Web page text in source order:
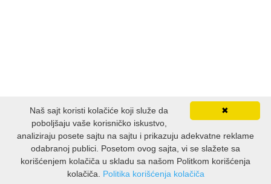
✖
Naš sajt koristi kolačiće koji služe da
poboljšaju vaše korisničko iskustvo,
analiziraju posete sajtu na sajtu i prikazuju adekvatne reklame
odabranoj publici. Posetom ovog sajta, vi se slažete sa
korišćenjem kolačiča u skladu sa našom Politkom korišćenja
kolačiča. Politika korišćenja kolačiča